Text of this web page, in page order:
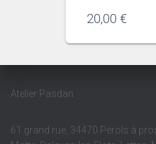
20,00 €
Atelier Pasdan
61 grand rue, 34470 Pérols à